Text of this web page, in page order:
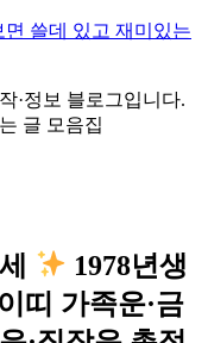
쓸데 있고 재미있는
·정보 블로그입니다.
글 모음집
1978년생
띠 가족운·금